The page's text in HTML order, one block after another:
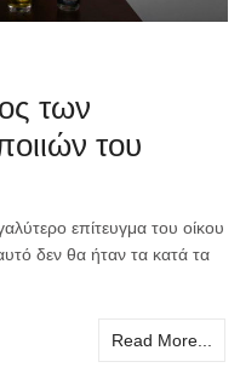
των
του
επίτευγμα του οίκου
δεν θα ήταν τα κατά τα
Read More...